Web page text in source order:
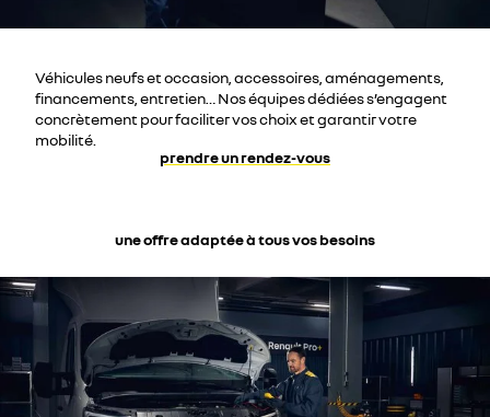
Véhicules neufs et occasion, accessoires, aménagements,
financements, entretien… Nos équipes dédiées s’engagent
concrètement pour faciliter vos choix et garantir votre
mobilité.
prendre un rendez-vous
une offre adaptée à tous vos besoins